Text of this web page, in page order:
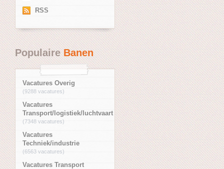
RSS
PopulaireBanen
Vacatures Overig
(9288 vacatures)
Vacatures
Transport/logistiek/luchtvaart
(7348 vacatures)
Vacatures
Techniek/industrie
(6563 vacatures)
Vacatures Transport